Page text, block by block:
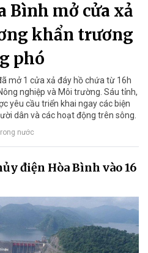
Bình mở cửa xả
khẩn trương
phó
mở 1 cửa xả đáy hồ chứa từ 16h
nghiệp và Môi trường. Sáu tỉnh,
yêu cầu triển khai ngay các biện
dân và các hoạt động trên sông.
nước
điện Hòa Bình vào 16